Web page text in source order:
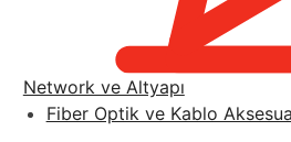
Network ve Altyapı
Fiber Optik ve Kablo